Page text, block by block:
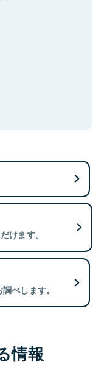
けます。
べします。
情報